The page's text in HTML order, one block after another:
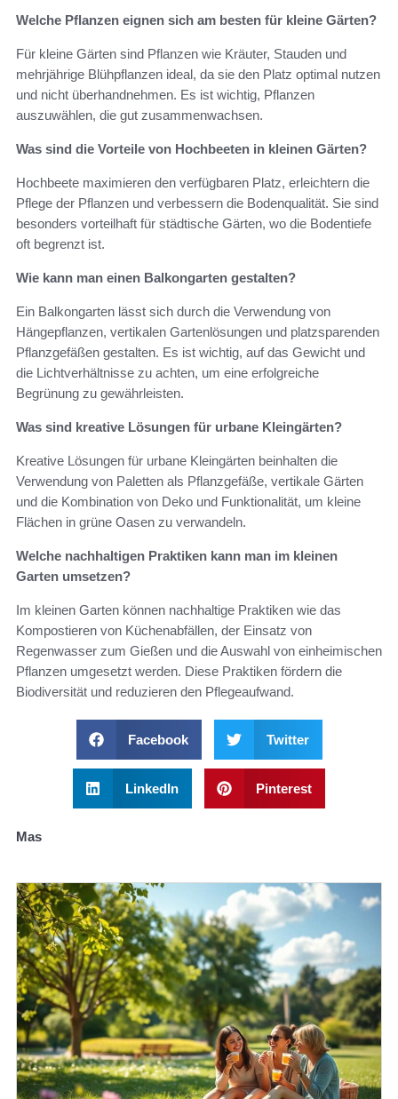
Welche Pflanzen eignen sich am besten für kleine Gärten?
Für kleine Gärten sind Pflanzen wie Kräuter, Stauden und
mehrjährige Blühpflanzen ideal, da sie den Platz optimal nutzen
und nicht überhandnehmen. Es ist wichtig, Pflanzen
auszuwählen, die gut zusammenwachsen.
Was sind die Vorteile von Hochbeeten in kleinen Gärten?
Hochbeete maximieren den verfügbaren Platz, erleichtern die
Pflege der Pflanzen und verbessern die Bodenqualität. Sie sind
besonders vorteilhaft für städtische Gärten, wo die Bodentiefe
oft begrenzt ist.
Wie kann man einen Balkongarten gestalten?
Ein Balkongarten lässt sich durch die Verwendung von
Hängepflanzen, vertikalen Gartenlösungen und platzsparenden
Pflanzgefäßen gestalten. Es ist wichtig, auf das Gewicht und
die Lichtverhältnisse zu achten, um eine erfolgreiche
Begrünung zu gewährleisten.
Was sind kreative Lösungen für urbane Kleingärten?
Kreative Lösungen für urbane Kleingärten beinhalten die
Verwendung von Paletten als Pflanzgefäße, vertikale Gärten
und die Kombination von Deko und Funktionalität, um kleine
Flächen in grüne Oasen zu verwandeln.
Welche nachhaltigen Praktiken kann man im kleinen
Garten umsetzen?
Im kleinen Garten können nachhaltige Praktiken wie das
Kompostieren von Küchenabfällen, der Einsatz von
Regenwasser zum Gießen und die Auswahl von einheimischen
Pflanzen umgesetzt werden. Diese Praktiken fördern die
Biodiversität und reduzieren den Pflegeaufwand.
Facebook Twitter
LinkedIn Pinterest
Mas